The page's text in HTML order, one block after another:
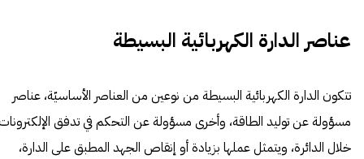
عناصر الدارة الكهربائية البسيطة
تتكون الدارة الكهربائية البسيطة من نوعين من العناصر الأساسيّة، عناصر
مسؤولة عن توليد الطاقة، وأخرى مسؤولة عن التحكم في تدفق
خلال الدائرة، ويتمثل عملها بزيادة أو إنقاص الجهد المطبق على الدارة،